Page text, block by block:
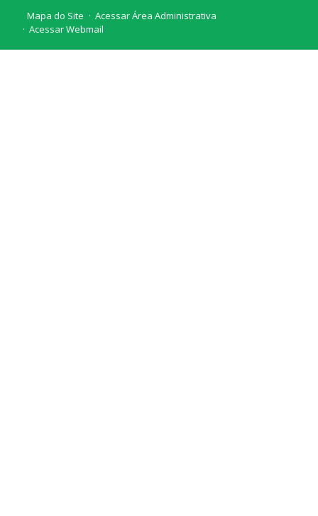
Mapa do Site
Acessar Área Administrativa
Acessar Webmail